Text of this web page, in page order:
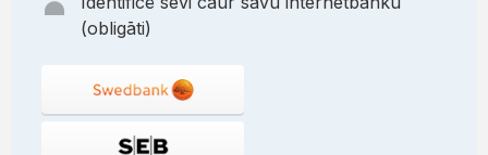
(obligāti)